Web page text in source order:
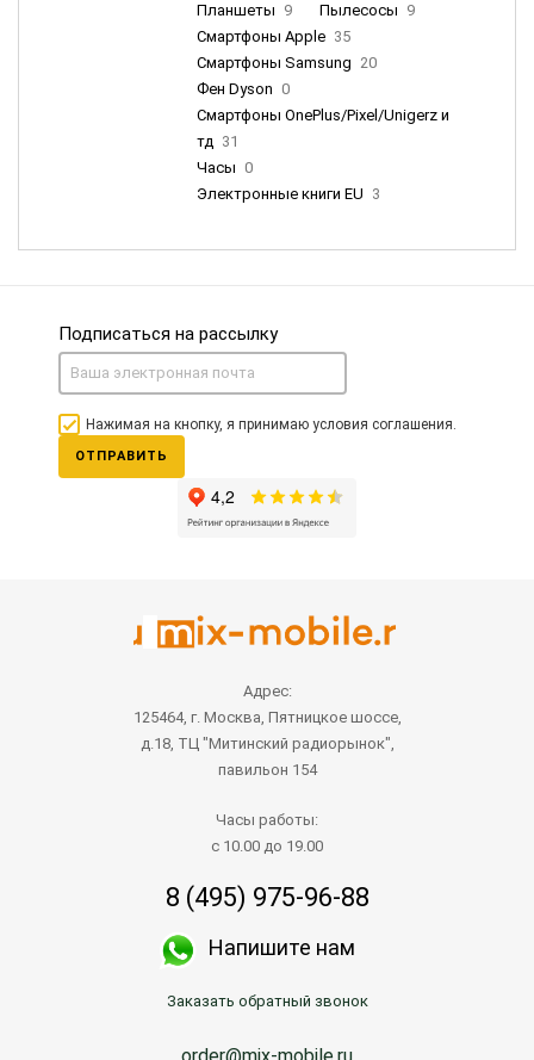
Планшеты 9 Пылесосы 9
Смартфоны Apple 35
Смартфоны Samsung 20
Фен Dyson 0
Смартфоны OnePlus/Pixel/Unigerz и
тд 31
Часы 0
Электронные книги EU 3
Подписаться на рассылку
Нажимая на кнопку, я принимаю условия соглашения.
ОТПРАВИТЬ
Адрес:
125464, г. Москва, Пятницкое шоссе,
д.18, ТЦ "Митинский радиорынок",
павильон 154
Часы работы:
с 10.00 до 19.00
8 (495) 975-96-88
Напишите нам
Заказать обратный звонок